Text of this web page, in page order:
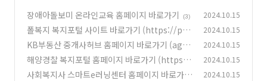
장애아돌보미 온라인교육 홈페이지 바로가기
(3) 2024.10.15
폴복지 복지포털 사이트 바로가기 (https://pol
bokji.ezwel.com) (7)
2024.10.15
KB부동산 중개사허브 홈페이지 바로가기 (agen
t.kbland.kr) (4)
2024.10.15
해양경찰 복지포털 홈페이지 바로가기 (https://
kcgbokji.ezwel.com)
(3)
2024.10.15
사회복지사 스마트e러닝센터 홈페이지 바로가기
2024.10.15